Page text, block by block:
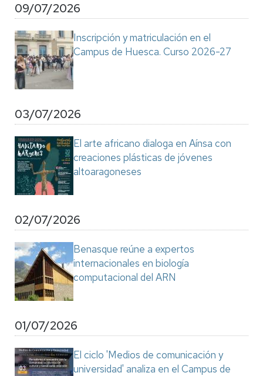
09/07/2026
Inscripción y matriculación en el
Campus de Huesca. Curso 2026-27
03/07/2026
El arte africano dialoga en Aínsa con
creaciones plásticas de jóvenes
altoaragoneses
02/07/2026
Benasque reúne a expertos
internacionales en biología
computacional del ARN
01/07/2026
El ciclo 'Medios de comunicación y
universidad' analiza en el Campus de